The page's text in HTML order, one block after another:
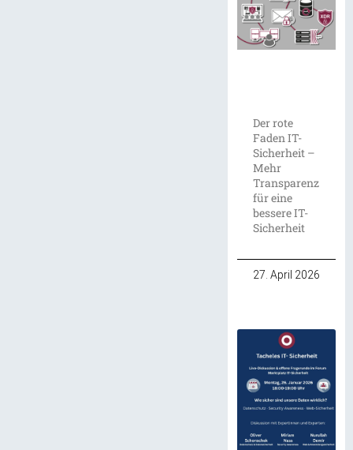
Der rote
Faden IT-
Sicherheit –
Mehr
Transparenz
für eine
bessere IT-
Sicherheit
27. April 2026